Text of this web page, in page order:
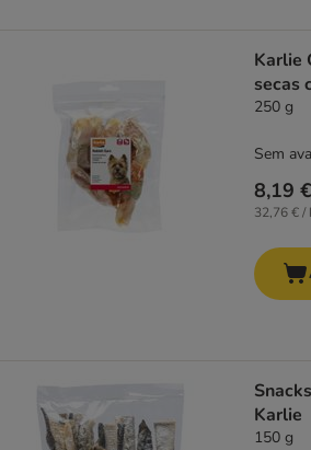
Karlie
secas
250 g
8,19 €
32,76 € /
Sem
Karlie
150 g